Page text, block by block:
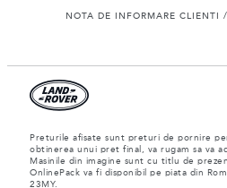
NOTA DE INFORMARE CLIENTI
Preturile afisate sunt preturi de pornire
obtinerea unui pret final, va rugam sa va
Masinile din imagine sunt cu titlu de
OnlinePack va fi disponibil pe piata din
23MY.